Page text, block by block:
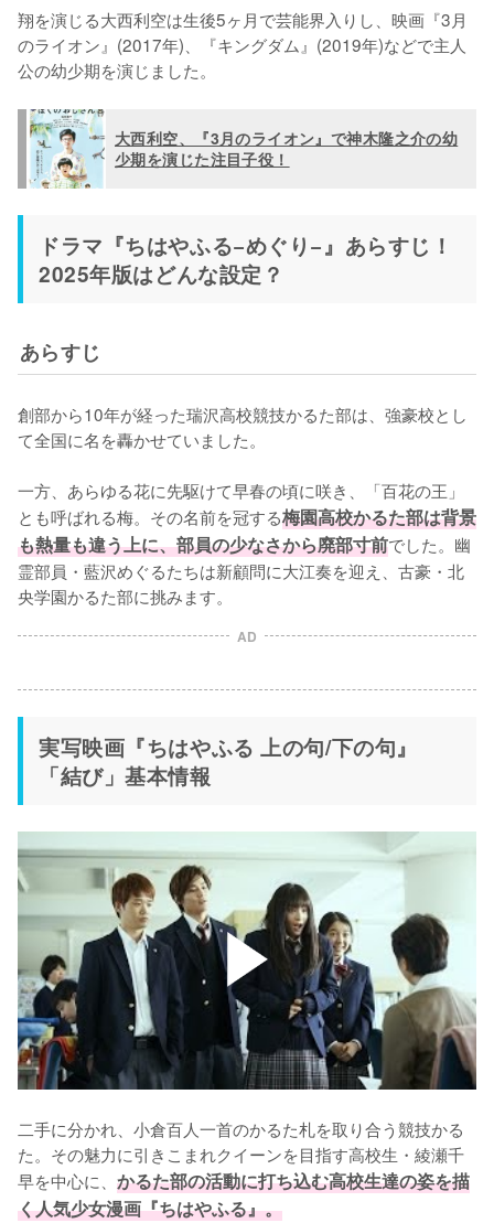
翔を演じる大西利空は生後5ヶ月で芸能界入りし、映画『3月
のライオン』(2017年)、『キングダム』(2019年)などで主人
公の幼少期を演じました。
大西利空、『3月のライオン』で神木隆之介の幼
少期を演じた注目子役！
ドラマ『ちはやふる−めぐり−』あらすじ！
2025年版はどんな設定？
あらすじ
創部から10年が経った瑞沢高校競技かるた部は、強豪校とし
て全国に名を轟かせていました。
一方、あらゆる花に先駆けて早春の頃に咲き、「百花の王」
とも呼ばれる梅。その名前を冠する梅園高校かるた部は背景
も熱量も違う上に、部員の少なさから廃部寸前でした。幽
霊部員・藍沢めぐるたちは新顧問に大江奏を迎え、古豪・北
央学園かるた部に挑みます。
AD
実写映画『ちはやふる 上の句/下の句』
「結び」基本情報
二手に分かれ、小倉百人一首のかるた札を取り合う競技かる
た。その魅力に引きこまれクイーンを目指す高校生・綾瀬千
早を中心に、 かるた部の活動に打ち込む高校生達の姿を描
く人気少女漫画『ちはやふる』。